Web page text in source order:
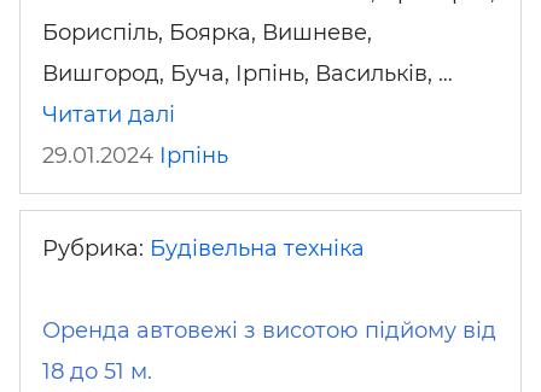
Бориспіль, Боярка, Вишневе,
Вишгород, Буча, Ірпінь, Васильків, …
Читати далі
29.01.2024 Ірпінь
Рубрика: Будівельна техніка
Оренда автовежі з висотою підйому від
18 до 51 м.